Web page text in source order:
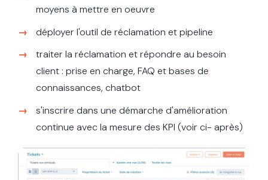
moyens à mettre en oeuvre
déployer l'outil de réclamation et pipeline
traiter la réclamation et répondre au besoin
client : prise en charge, FAQ et bases de
connaissances, chatbot
s'inscrire dans une démarche d'amélioration
continue avec la mesure des KPI (voir ci- après)